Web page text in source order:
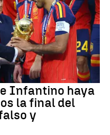
Infantino haya
la final del
y